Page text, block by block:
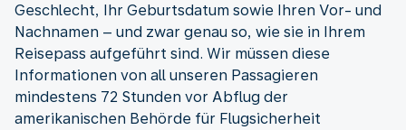
Geschlecht, Ihr Geburtsdatum sowie Ihren Vor- und
Nachnamen – und zwar genau so, wie sie in Ihrem
Reisepass aufgeführt sind. Wir müssen diese
Informationen von all unseren Passagieren
mindestens 72 Stunden vor Abflug der
amerikanischen Behörde für Flugsicherheit